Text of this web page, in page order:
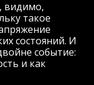
видимо,
такое
состояний. И
событие:
и как